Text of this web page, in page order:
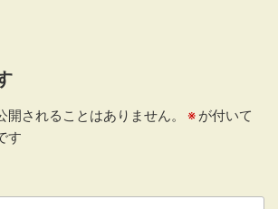
開されることはありません。 ※ が付いて
す